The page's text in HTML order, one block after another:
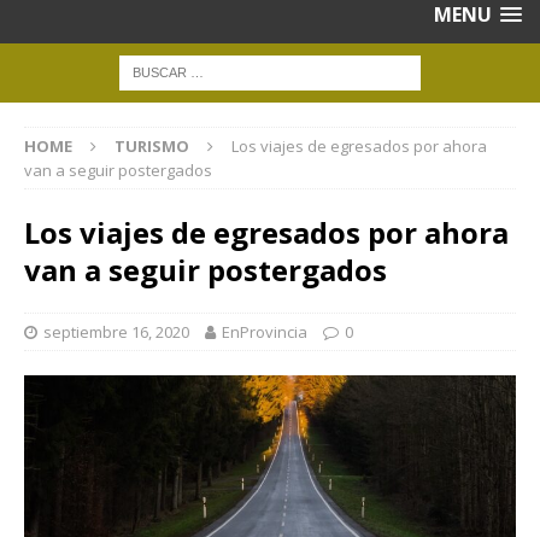
MENU
HOME TURISMO
Los viajes de egresados por ahora
van a seguir postergados
Los viajes de egresados por ahora
van a seguir postergados
septiembre 16, 2020 EnProvincia 0